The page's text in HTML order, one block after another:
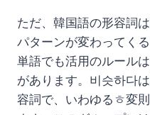
ただ、韓国語の形容詞
パターンが変わってく
単語でも活用のルール
があります。비슷하다
容詞で、いわゆるㅎ変